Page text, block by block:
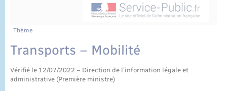
Thème
Transports – Mobilité
Vérifié le 12/07/2022 – Direction de l'information légale et
administrative (Première ministre)